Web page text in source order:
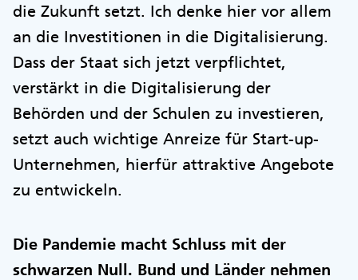
die Zukunft setzt. Ich denke hier vor allem
an die Investitionen in die Digitalisierung.
Dass der Staat sich jetzt verpflichtet,
verstärkt in die Digitalisierung der
Behörden und der Schulen zu investieren,
setzt auch wichtige Anreize für Start-up-
Unternehmen, hierfür attraktive Angebote
zu entwickeln.
Die Pandemie macht Schluss mit der
schwarzen Null. Bund und Länder nehmen